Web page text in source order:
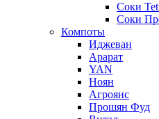
Соки
Соки
Компоты
Иджеван
Арарат
YAN
Ноян
Агроянс
Прошян Фуд